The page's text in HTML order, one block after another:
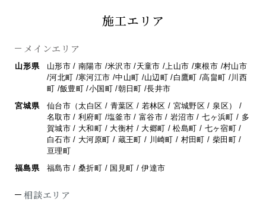
施工エリア
メインエリア
山形県
山形市 / 南陽市 /米沢市 /天童市 /上山市 /東根市 /村山市
/河北町 /寒河江市 /中山町 /山辺町 /白鷹町 /高畠町 /川西
町 /飯豊町 /小国町 /朝日町 /長井市
宮城県
仙台市（太白区 / 青葉区 / 若林区 / 宮城野区 / 泉区） /
名取市 / 利府町 /塩釜市 / 富谷市 / 岩沼市 / 七ヶ浜町 / 多
賀城市 / 大和町 / 大衡村 / 大郷町 /松島町 / 七ヶ宿町 /
白石市 / 大河原町 / 蔵王町 / 川崎町 / 村田町 / 柴田町 /
亘理町
福島県
福島市 / 桑折町 / 国見町 / 伊達市
相談エリア